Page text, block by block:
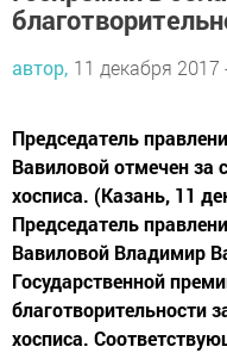
автор, 11 декабря 2017
Председатель
Вавиловой отмечен за
хосписа. (Казань, 11
Председатель
Вавиловой Владимир
Государственной
благотворительности
хосписа.